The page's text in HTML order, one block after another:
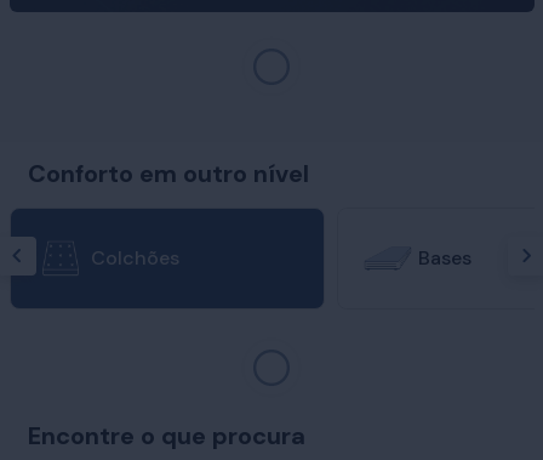
Conforto em outro nível
Colchões Bases
Encontre o que procura